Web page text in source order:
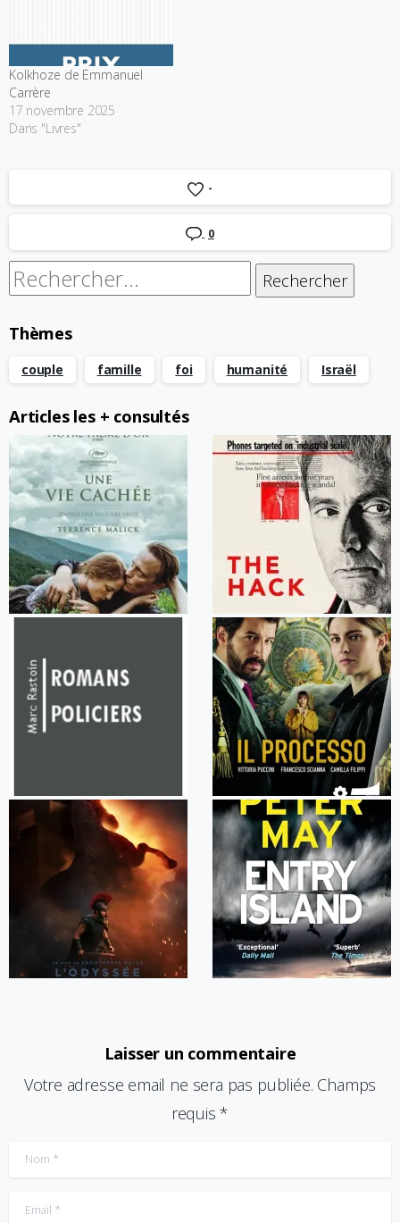
Kolkhoze de Emmanuel
Carrère
17 novembre 2025
Dans "Livres"
-
0
Rechercher :
Thèmes
couple famille foi humanité Israël
Articles les + consultés
Laisser un commentaire
Votre adresse email ne sera pas publiée. Champs
requis *
Nom*
Email*